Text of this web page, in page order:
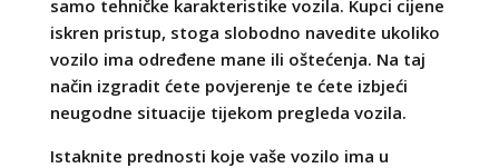
samo tehničke karakteristike vozila. Kupci cijene
iskren pristup, stoga slobodno navedite ukoliko
vozilo ima određene mane ili oštećenja. Na taj
način izgradit ćete povjerenje te ćete izbjeći
neugodne situacije tijekom pregleda vozila.
Istaknite prednosti koje vaše vozilo ima u